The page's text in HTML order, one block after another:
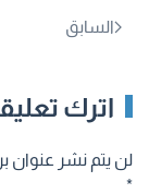
السابق
اترك
لن يتم نشر عنوان
*